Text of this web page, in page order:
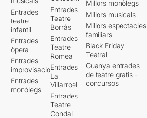
Entrades
teatre
infantil
Entrades
òpera
Entrades
improvisació
Entrades
monòlegs
Entrades
Teatre
Borràs
Entrades
Teatre
Romea
Entrades
La
Villarroel
Entrades
Teatre
Condal
Millors monòlegs
Millors musicals
Millors espectacles
familiars
Black Friday
Teatral
Guanya entrades
de teatre gratis -
concursos